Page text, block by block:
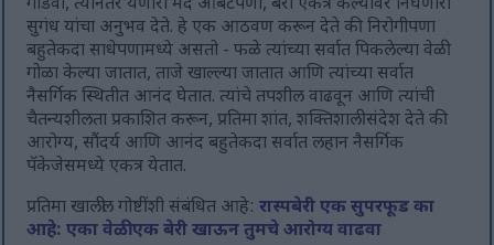
गोडवा, त्यानंतर येणारा मंद आंबटपणा, बेरी एकत्र केल्यावर निघणारा
सुगंध यांचा अनुभव देते. हे एक आठवण करून देते की निरोगीपणा
बहुतेकदा साधेपणामध्ये असतो - फळे त्यांच्या सर्वात पिकलेल्या वेळी
गोळा केल्या जातात, ताजे खाल्ल्या जातात आणि त्यांच्या सर्वात
नैसर्गिक स्थितीत आनंद घेतात. त्यांचे तपशील वाढवून आणि त्यांची
चैतन्यशीलता प्रकाशित करून, प्रतिमा शांत, शक्तिशाली संदेश देते की
आरोग्य, सौंदर्य आणि आनंद बहुतेकदा सर्वात लहान नैसर्गिक
पॅकेजेसमध्ये एकत्र येतात.
प्रतिमा खालील गोष्टींशी संबंधित आहे:रास्पबेरी एक सुपरफूड का
आहे: एका वेळी एक बेरी खाऊन तुमचे आरोग्य वाढवा